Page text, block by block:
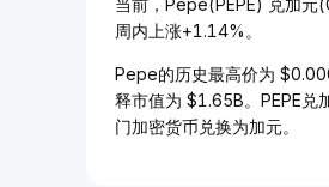
当前，Pepe(PEPE) 兑加
周内上涨+1.14%。
Pepe的历史最高价为
释市值为 $1.65B。PEPE兑
门加密货币兑换为加元。